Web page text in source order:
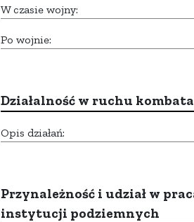
W czasie wojny:
Po wojnie:
Działalność w ruchu
Opis działań:
Przynależność i udział w
instytucji podziemnych